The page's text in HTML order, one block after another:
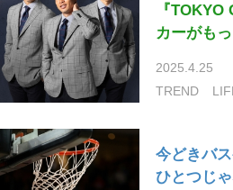
『
カーがも
2025.4.25
TREND
今どきバ
ひとつじ